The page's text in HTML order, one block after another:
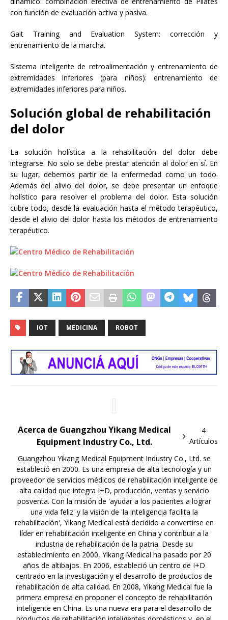
con función de evaluación activa y pasiva.
Gait Training and Evaluation System: corrección y
entrenamiento de la marcha.
Sistema inteligente de retroalimentación y entrenamiento de
extremidades inferiores (para niños): entrenamiento de
extremidades inferiores para niños.
Solución global de rehabilitación
del dolor
La solución holística a la rehabilitación del dolor debe
integrarse. No solo se debe prestar atención al dolor en sí. En
su lugar, debemos partir de la enfermedad como un todo.
Además del alivio del dolor, se debe presentar un enfoque
holístico para resolver el problema del dolor. Esta solución
cubre todo, desde la evaluación hasta el método terapéutico,
desde el alivio del dolor hasta los métodos de entrenamiento
terapéutico.
IOT MEDICINA ROBOT
Acerca de Guangzhou Yikang Medical
Equipment Industry Co., Ltd.
4
Artículos
Guangzhou Yikang Medical Equipment Industry Co., Ltd. se
estableció en 2000. Es una empresa de alta tecnología y un
proveedor de servicios médicos de rehabilitación inteligente de
alta calidad que integra I+D, producción, ventas y servicio
posventa. Con la misión de 'ayudar a los pacientes a lograr
una vida feliz' y la visión de 'la inteligencia facilita la
rehabilitación', Yikang Medical está decidido a convertirse en
líder en rehabilitación inteligente en China y contribuir a la
industria de rehabilitación de la patria. Desde su
establecimiento en 2000, Yikang Medical ha pasado por 20
años de altibajos. En 2006, estableció un centro de I+D
centrado en la investigación y el desarrollo de productos de
rehabilitación de alta calidad. En 2008, Yikang Medical fue la
primera empresa en proponer el concepto de rehabilitación
inteligente en China. Es una nueva era para el desarrollo de